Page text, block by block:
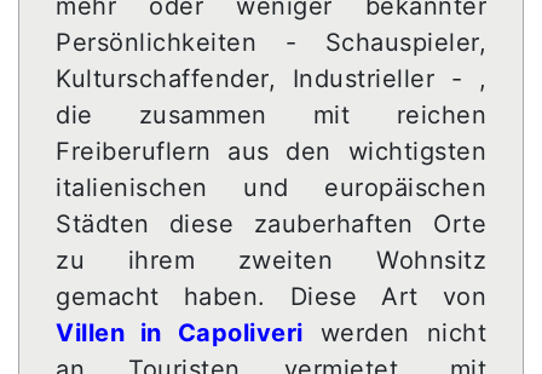
mehr oder weniger bekannter
Persönlichkeiten - Schauspieler,
Kulturschaffender, Industrieller - ,
die zusammen mit reichen
Freiberuflern aus den wichtigsten
italienischen und europäischen
Städten diese zauberhaften Orte
zu ihrem zweiten Wohnsitz
gemacht haben. Diese Art von
Villen in Capoliveri werden nicht